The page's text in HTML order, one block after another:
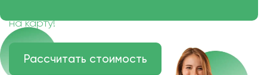
на карту!
Рассчитать стоимость